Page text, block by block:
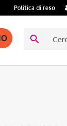
Politica di reso